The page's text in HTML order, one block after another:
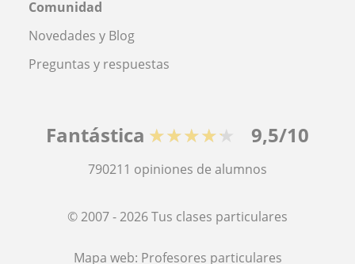
Comunidad
Novedades y Blog
Preguntas y respuestas
Fantástica ★★★★★ 9,5/10
790211 opiniones de alumnos
© 2007 - 2026 Tus clases particulares
Mapa web: Profesores particulares